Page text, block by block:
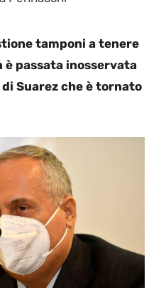
tamponi a tenere
è passata inosservata
Suarez che è tornato